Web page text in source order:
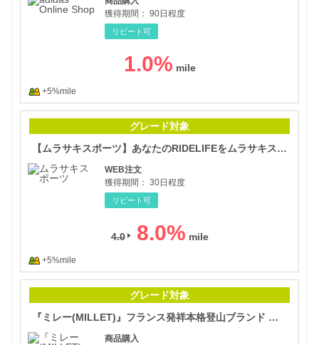
獲得期間： 90日程度
リピート可
1.0%
+5%mile
グレード対象
【ムラサキスポーツ】あなたのRIDELIFEをムラサキスポーツで手に入れよう
WEB注文
獲得期間： 30日程度
リピート可
4.0 8.0%
+5%mile
グレード対象
『ミレー(MILLET)』フランス発祥本格登山ブランド 公式オンラインストア
商品購入